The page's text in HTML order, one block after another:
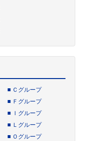
■ Ｃグループ
■ Ｆグループ
■
Ｉグループ
■ Ｌグループ
■ Ｏグループ